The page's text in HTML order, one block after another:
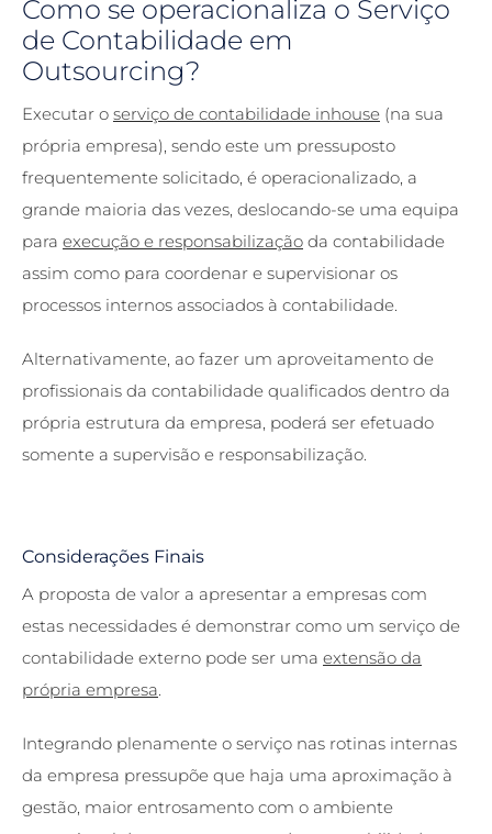
Como se operacionaliza o Serviço
de Contabilidade em
Outsourcing?
Executar o serviço de contabilidade inhouse (na sua
própria empresa), sendo este um pressuposto
frequentemente solicitado, é operacionalizado, a
grande maioria das vezes, deslocando-se uma equipa
para execução e responsabilização da contabilidade
assim como para coordenar e supervisionar os
processos internos associados à contabilidade.
Alternativamente, ao fazer um aproveitamento de
profissionais da contabilidade qualificados dentro da
própria estrutura da empresa, poderá ser efetuado
somente a supervisão e responsabilização.
Considerações Finais
A proposta de valor a apresentar a empresas com
estas necessidades é demonstrar como um serviço de
contabilidade externo pode ser uma extensão da
própria empresa.
Integrando plenamente o serviço nas rotinas internas
da empresa pressupõe que haja uma aproximação à
gestão, maior entrosamento com o ambiente